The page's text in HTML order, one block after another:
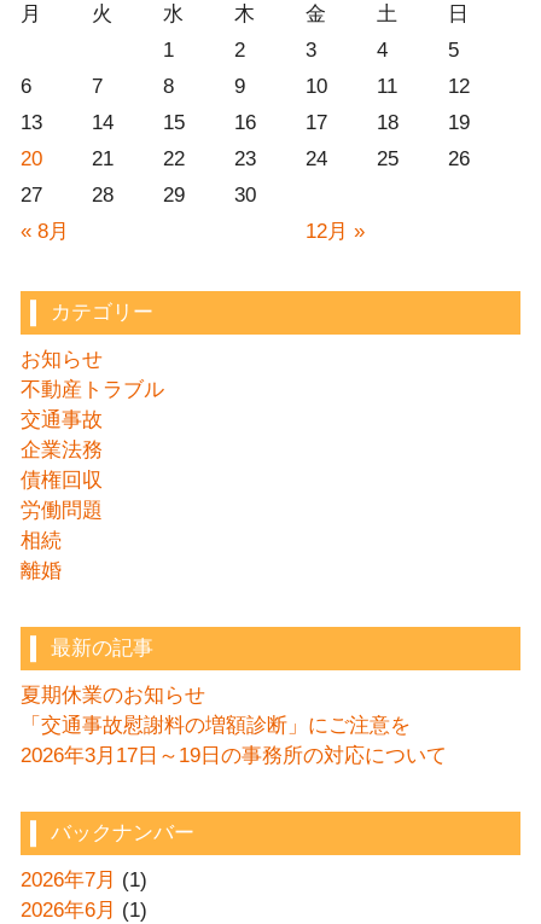
月
火 水 木 金 土 日
« 8月 12月 »
1 2 3 4
5
6
7 8 9 10 11
12
13
14 15 16 17 18
19
20
21 22 23 24 25
26
27
28 29 30
カテゴリー
お知らせ
不動産トラブル
交通事故
企業法務
債権回収
労働問題
相続
離婚
最新の記事
夏期休業のお知らせ
「交通事故慰謝料の増額診断」にご注意を
2026年3月17日～19日の事務所の対応について
バックナンバー
2026年7月 (1)
2026年6月 (1)